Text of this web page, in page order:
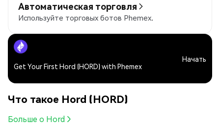
Автоматическая торговля
Используйте торговых ботов Phemex.
Get Your First Hord (HORD) with Phemex
Начать
Что такое Hord (HORD)
Больше о Hord